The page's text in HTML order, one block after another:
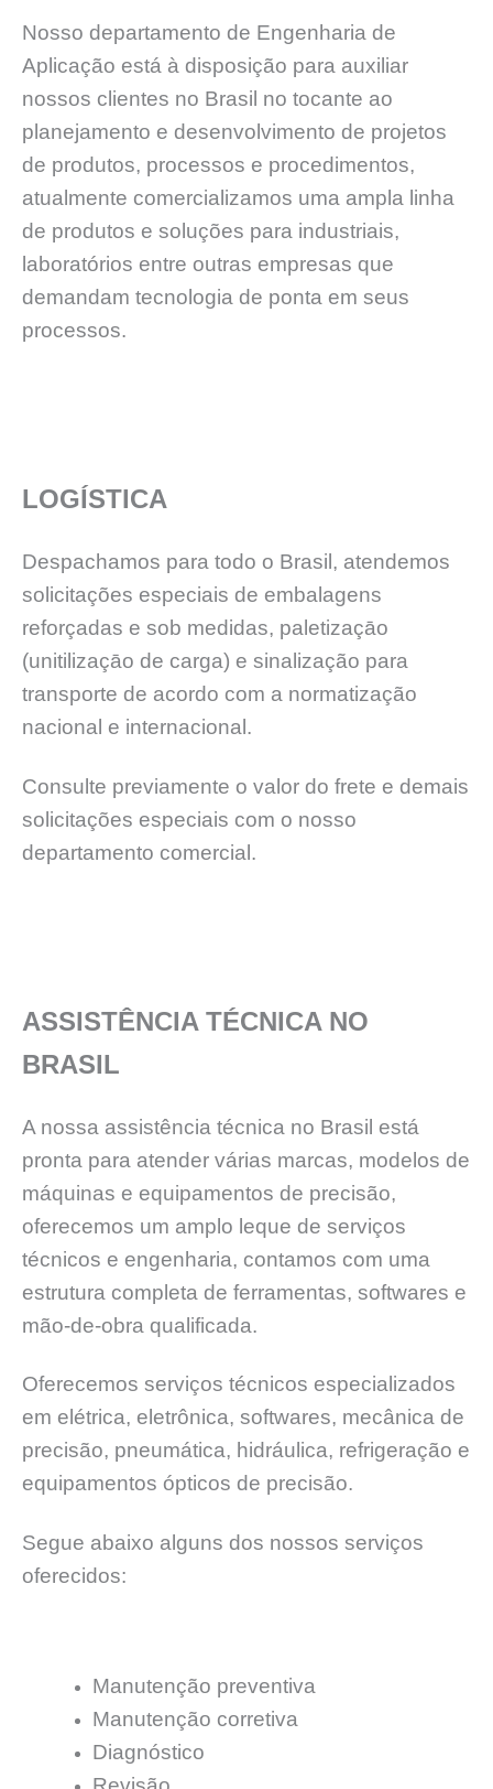
Nosso departamento de Engenharia de
Aplicação está à disposição para auxiliar
nossos clientes no Brasil no tocante ao
planejamento e desenvolvimento de projetos
de produtos, processos e procedimentos,
atualmente comercializamos uma ampla linha
de produtos e soluções para industriais,
laboratórios entre outras empresas que
demandam tecnologia de ponta em seus
processos.
LOGÍSTICA
Despachamos para todo o Brasil, atendemos
solicitações especiais de embalagens
reforçadas e sob medidas, paletizaçāo
(unitilizaçāo de carga) e sinalização para
transporte de acordo com a normatização
nacional e internacional.
Consulte previamente o valor do frete e demais
solicitações especiais com o nosso
departamento comercial.
ASSISTÊNCIA TÉCNICA NO
BRASIL
A nossa assistência técnica no Brasil está
pronta para atender várias marcas, modelos de
máquinas e equipamentos de precisão,
oferecemos um amplo leque de serviços
técnicos e engenharia, contamos com uma
estrutura completa de ferramentas, softwares e
mão-de-obra qualificada.
Oferecemos serviços técnicos especializados
em elétrica, eletrônica, softwares, mecânica de
precisão, pneumática, hidráulica, refrigeração e
equipamentos ópticos de precisão.
Segue abaixo alguns dos nossos serviços
oferecidos:
Manutenção preventiva
Manutenção corretiva
Diagnóstico